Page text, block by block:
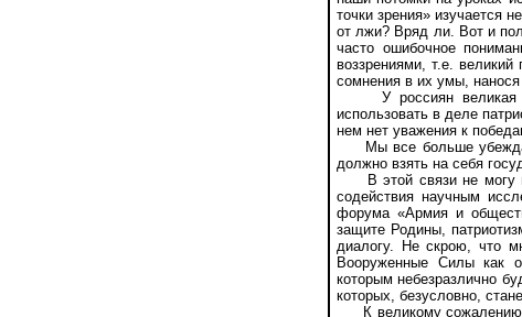
точки зрения» изучается
от лжи? Вряд ли. Вот и
часто ошибочное
воззрениями, т.е.
сомнения в их умы, нанося
У россиян великая
использовать в деле
нем нет уважения к
Мы все больше
должно взять на себя
В этой связи не могу
содействия научным
форума «Армия и
защите Родины,
диалогу. Не скрою, что
Вооруженные Силы как
которым небезразлично
которых, безусловно,
К великому сожалению,